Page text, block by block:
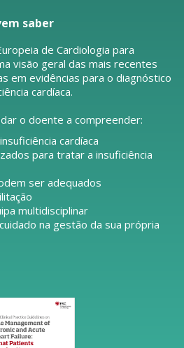
saber
de Cardiologia para
visão geral das mais recentes
em evidências para o diagnóstico
cardíaca.
o doente a compreender:
cardíaca
para tratar a insuficiência
ser adequados
multidisciplinar
na gestão da sua própria